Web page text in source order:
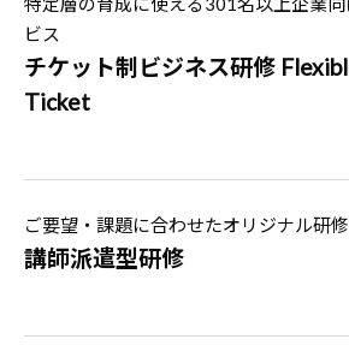
ビス
チケット制ビジネス研修
Ticket
ご要望・課題に合わせたオリジナル研
講師派遣型研修